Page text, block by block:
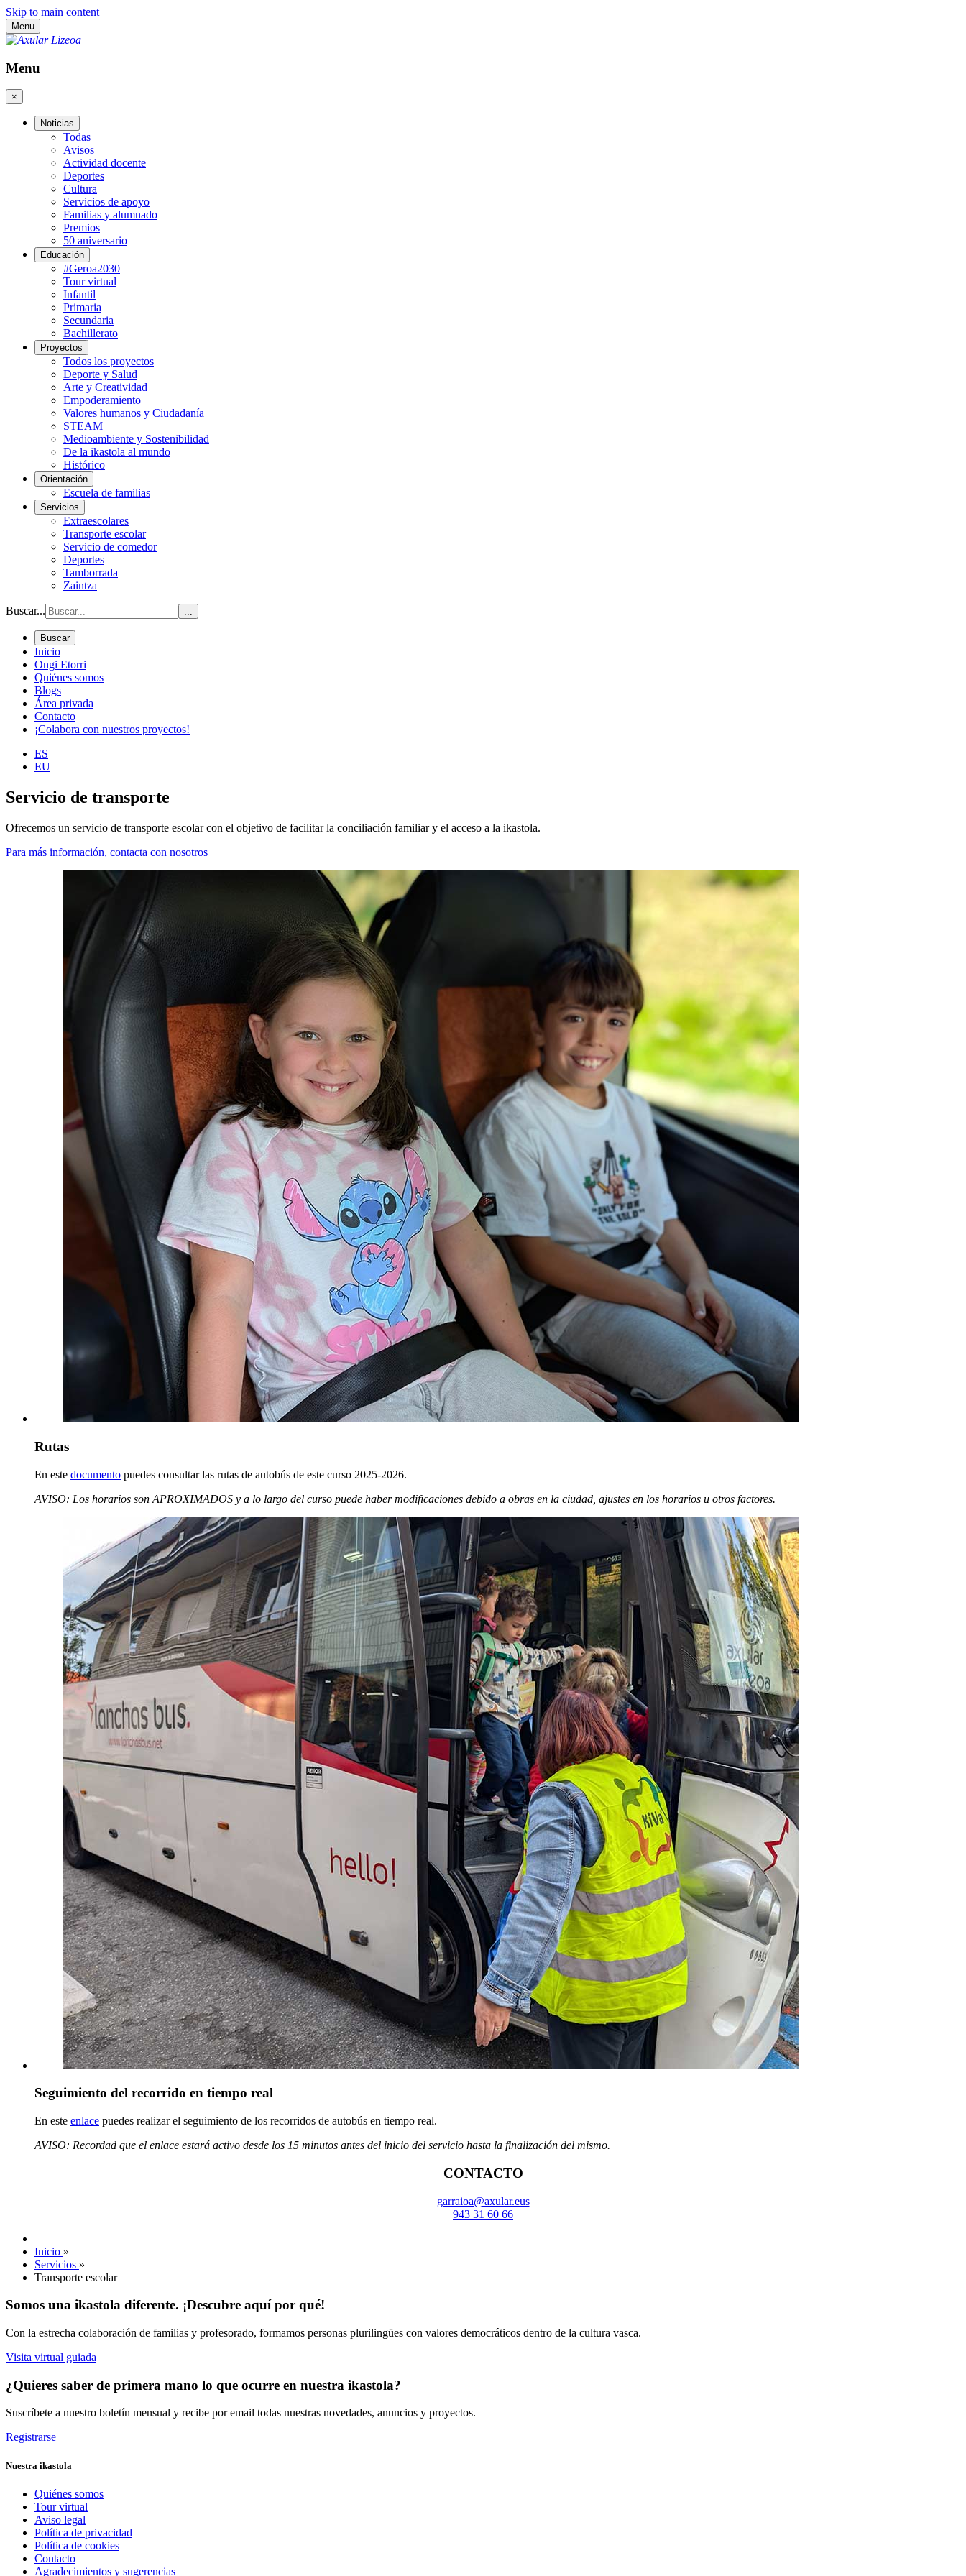
Skip to main content
Menu
Menu
×
Noticias
Todas
Avisos
Actividad docente
Deportes
Cultura
Servicios de apoyo
Familias y alumnado
Premios
50 aniversario
Educación
#Geroa2030
Tour virtual
Infantil
Primaria
Secundaria
Bachillerato
Proyectos
Todos los proyectos
Deporte y Salud
Arte y Creatividad
Empoderamiento
Valores humanos y Ciudadanía
STEAM
Medioambiente y Sostenibilidad
De la ikastola al mundo
Histórico
Orientación
Escuela de familias
Servicios
Extraescolares
Transporte escolar
Servicio de comedor
Deportes
Tamborrada
Zaintza
Buscar... ...
Buscar
Inicio
Ongi Etorri
Quiénes somos
Blogs
Área privada
Contacto
¡Colabora con nuestros proyectos!
ES
EU
Servicio de transporte
Ofrecemos un servicio de transporte escolar con el objetivo de facilitar la conciliación familiar y el acceso a la ikastola.
Para más información, contacta con nosotros
Rutas
En este documento puedes consultar las rutas de autobús de este curso 2025-2026.
AVISO: Los horarios son APROXIMADOS y a lo largo del curso puede haber modificaciones debido a obras en la ciudad, ajustes en los horarios u otros factores.
Seguimiento del recorrido en tiempo real
En este enlace puedes realizar el seguimiento de los recorridos de autobús en tiempo real.
AVISO: Recordad que el enlace estará activo desde los 15 minutos antes del inicio del servicio hasta la finalización del mismo.
CONTACTO
garraioa@axular.eus
943 31 60 66
Inicio »
Servicios »
Transporte escolar
Somos una ikastola diferente. ¡Descubre aquí por qué!
Con la estrecha colaboración de familias y profesorado, formamos personas plurilingües con valores democráticos dentro de la cultura vasca.
Visita virtual guiada
¿Quieres saber de primera mano lo que ocurre en nuestra ikastola?
Suscríbete a nuestro boletín mensual y recibe por email todas nuestras novedades, anuncios y proyectos.
Registrarse
Nuestra ikastola
Quiénes somos
Tour virtual
Aviso legal
Política de privacidad
Política de cookies
Contacto
Agradecimientos y sugerencias